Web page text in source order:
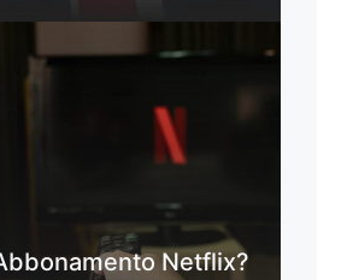
Netflix?